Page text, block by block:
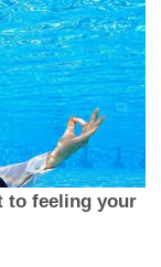
to feeling your